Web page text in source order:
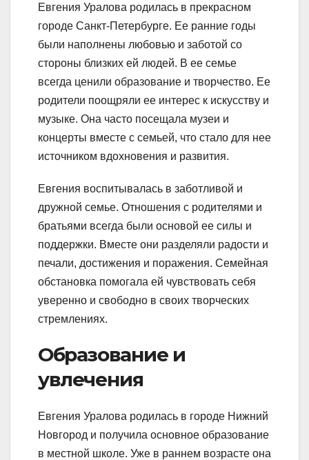
Евгения Уралова родилась в прекрасном
городе Санкт-Петербурге. Ее ранние годы
были наполнены любовью и заботой со
стороны близких ей людей. В ее семье
всегда ценили образование и творчество. Ее
родители поощряли ее интерес к искусству и
музыке. Она часто посещала музеи и
концерты вместе с семьей, что стало для нее
источником вдохновения и развития.
Евгения воспитывалась в заботливой и
дружной семье. Отношения с родителями и
братьями всегда были основой ее силы и
поддержки. Вместе они разделяли радости и
печали, достижения и поражения. Семейная
обстановка помогала ей чувствовать себя
уверенно и свободно в своих творческих
стремлениях.
Образование и
увлечения
Евгения Уралова родилась в городе Нижний
Новгород и получила основное образование
в местной школе. Уже в раннем возрасте она